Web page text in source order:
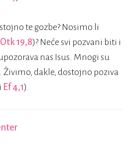
te gozbe? Nosimo li
Otk 19,8)? Neće svi pozvani biti i
nas Isus. Mnogi su
dakle, dostojno poziva
Ef 4,1).